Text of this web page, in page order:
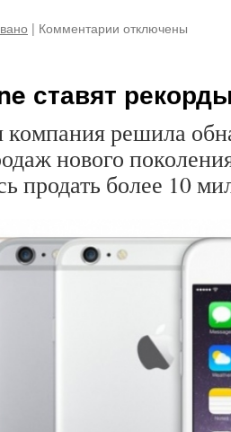
| Комментарии к
новой
Sony
Xperia
попали
в
презентации
смартфона
отключены
ставят
компания решила
нового
продать более 10